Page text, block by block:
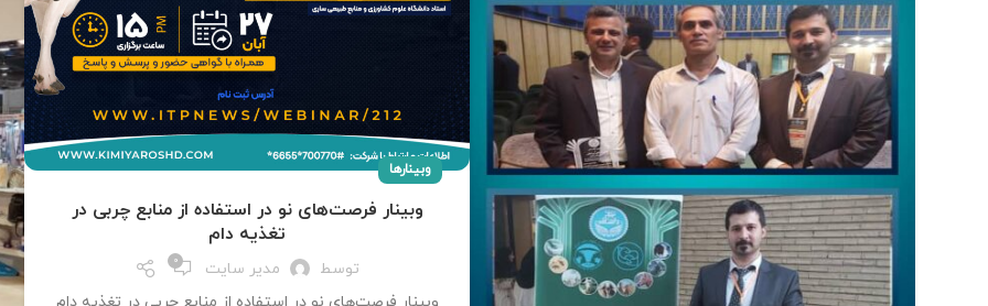
وبینار‌ها
وبینار فرصت‌های نو در استفاده از منابع چربی در
تغذیه دام
توسط مدیر سایت 0